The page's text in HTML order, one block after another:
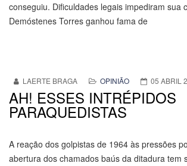
conseguiu. Dificuldades legais impediram sua
Demóstenes Torres ganhou fama de
LAERTE BRAGA OPINIÃO 05 ABRIL
AH! ESSES INTRÉPIDOS
PARAQUEDISTAS
A reação dos golpistas de 1964 às pressões
abertura dos chamados baús da ditadura tem